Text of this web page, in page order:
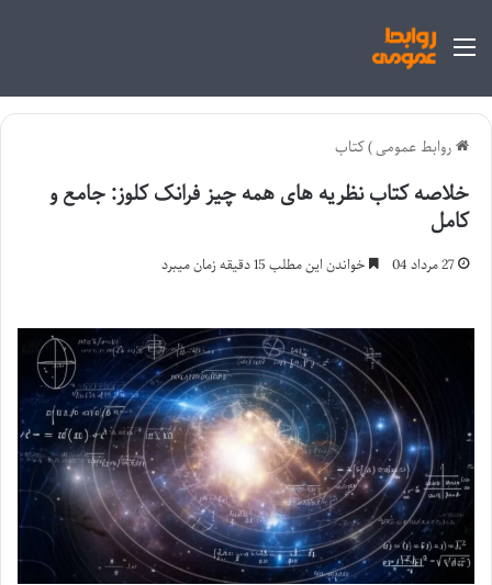
منو
روابط عمومی)کتاب
خلاصه کتاب نظریه های همه چیز فرانک کلوز: جامع و
کامل
27 مرداد 04 خواندن این مطلب 15 دقیقه زمان میبرد